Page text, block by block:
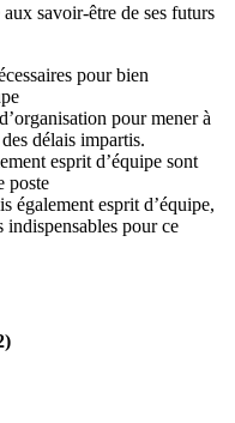
savoir-être de ses futurs
pour bien
pour mener à
délais impartis.
esprit d’équipe sont
poste
également esprit d’équipe,
indispensables pour ce